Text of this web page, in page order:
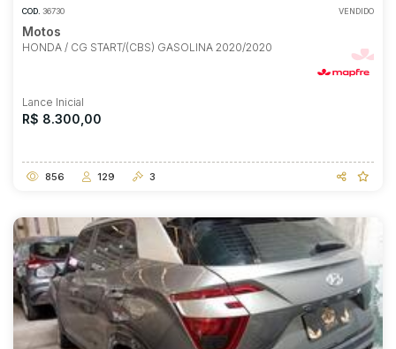
COD. 36730 VENDIDO
Motos
HONDA / CG START/(CBS) GASOLINA 2020/2020
Lance Inicial
R$ 8.300,00
856 129 3